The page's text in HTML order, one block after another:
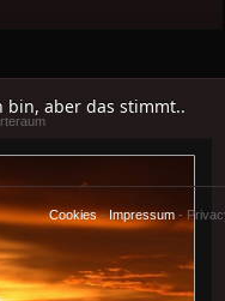
bin, aber das stimmt..
Cookies-Impressum-